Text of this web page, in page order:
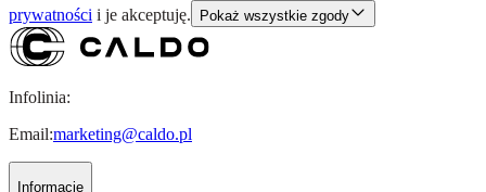
prywatności i je akceptuję. Pokaż wszystkie zgody
Infolinia:
Email:marketing@caldo.pl
Informacje